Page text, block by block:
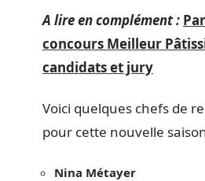
A lire en complément :
concours Meilleur
candidats et jury
Voici quelques chefs de
pour cette nouvelle
Nina Métayer